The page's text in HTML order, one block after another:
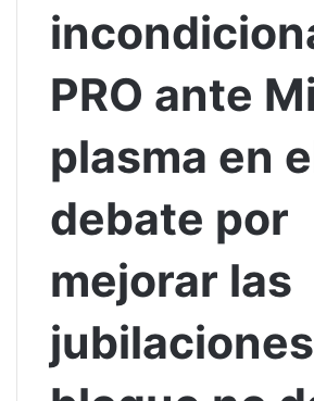
PRO ante
plasma en
debate por
mejorar las